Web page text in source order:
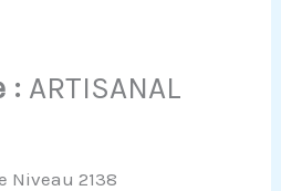
: ARTISANAL
Niveau 2138